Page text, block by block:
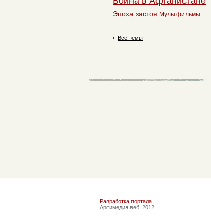
Эпоха застоя Мультфильмы
Все темы
Разработка портала
Артимедия веб, 2012